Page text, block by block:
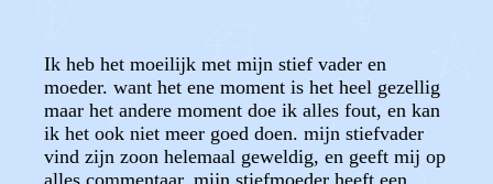
Ik heb het moeilijk met mijn stief vader en
moeder. want het ene moment is het heel gezellig
maar het andere moment doe ik alles fout, en kan
ik het ook niet meer goed doen. mijn stiefvader
vind zijn zoon helemaal geweldig, en geeft mij op
alles commentaar. mijn stiefmoeder heeft een